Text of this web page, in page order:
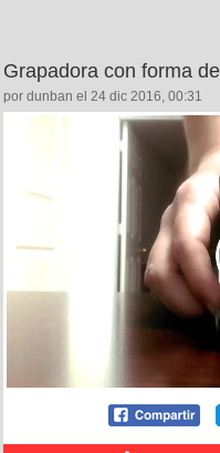
Grapadora con forma
por dunban el 24 dic 2016, 00:31